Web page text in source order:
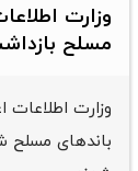
مسلح
باندهای مسلح